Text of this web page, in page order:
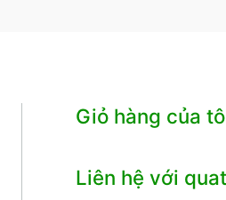
Giỏ hàng của
Liên hệ với